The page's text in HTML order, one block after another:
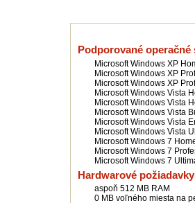
Podporované operačné
Microsoft Windows XP
Microsoft Windows XP
Microsoft Windows XP
Microsoft Windows Vista
Microsoft Windows Vista
Microsoft Windows Vista
Microsoft Windows Vista
Microsoft Windows Vista
Microsoft Windows 7
Microsoft Windows 7
Microsoft Windows 7
Hardwarové
aspoň 512 MB RAM
0 MB voľného miesta na